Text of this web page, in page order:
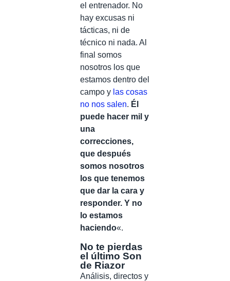
el entrenador. No
hay excusas ni
tácticas, ni de
técnico ni nada. Al
final somos
nosotros los que
estamos dentro del
campo y las cosas
no nos salen. Él
puede hacer mil y
una
correcciones,
que después
somos nosotros
los que tenemos
que dar la cara y
responder. Y no
lo estamos
haciendo«.
No te pierdas
el último Son
de Riazor
Análisis, directos y